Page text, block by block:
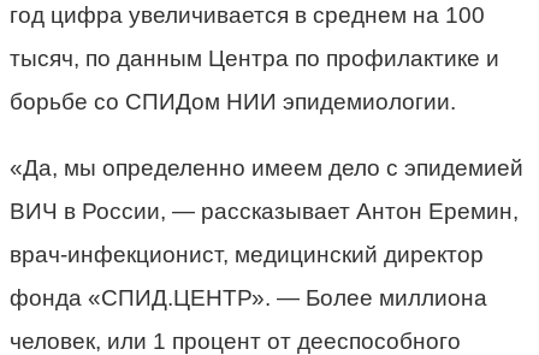
год цифра увеличивается в среднем на 100
тысяч, по данным Центра по профилактике и
борьбе со СПИДом НИИ эпидемиологии.
«Да, мы определенно имеем дело с эпидемией
ВИЧ в России, — рассказывает Антон Еремин,
врач-инфекционист, медицинский директор
фонда «СПИД.ЦЕНТР». — Более миллиона
человек, или 1 процент от дееспособного